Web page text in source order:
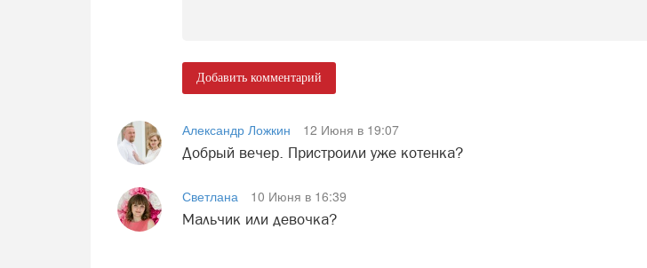
Добавить комментарий
Александр Ложкин
12 Июня в 19:07
Добрый вечер. Пристроили уже котенка?
Светлана
10 Июня в 16:39
Мальчик или девочка?